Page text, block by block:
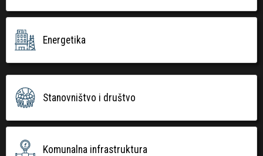
Energetika
Stanovništvo i društvo
Komunalna infrastruktura